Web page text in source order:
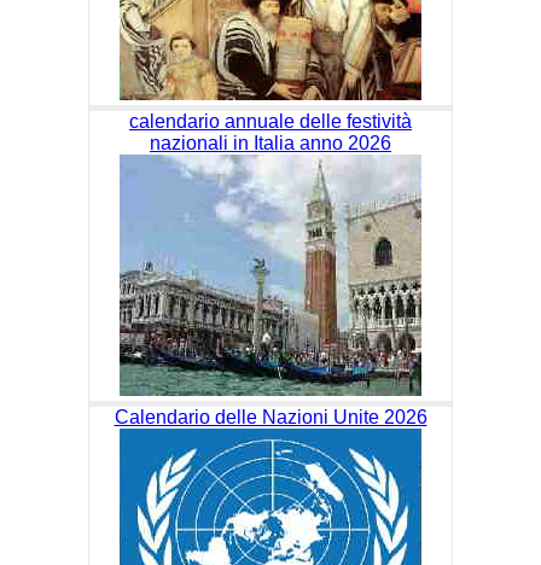
calendario annuale delle festività
nazionali in Italia anno 2026
Calendario delle Nazioni Unite 2026